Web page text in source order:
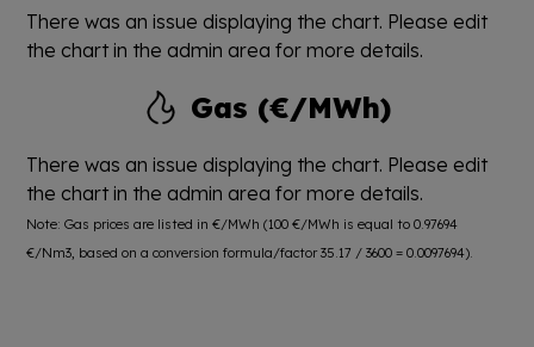
There was an issue displaying the chart. Please edit
the chart in the admin area for more details.
Gas (€/MWh)
There was an issue displaying the chart. Please edit
the chart in the admin area for more details.
Note: Gas prices are listed in €/MWh (100 €/MWh is equal to 0.97694
€/Nm3, based on a conversion formula/factor 35.17 / 3600 = 0.0097694).